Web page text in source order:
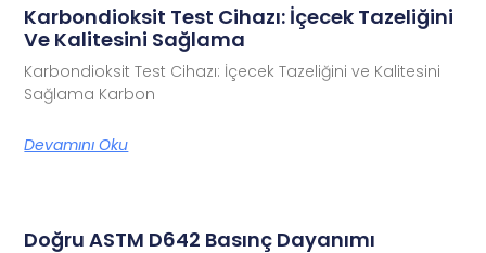
Karbondioksit Test Cihazı: İçecek Tazeliğini
Ve Kalitesini Sağlama
Karbondioksit Test Cihazı: İçecek Tazeliğini ve Kalitesini
Sağlama Karbon
Devamını Oku
Doğru ASTM D642 Basınç Dayanımı